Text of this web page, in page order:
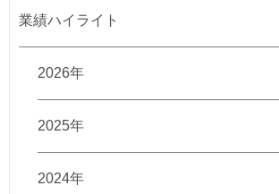
業績ハイライト
2026年
2025年
2024年